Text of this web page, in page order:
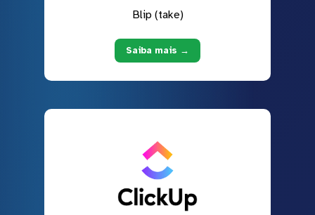
Blip (take)
Saiba mais →